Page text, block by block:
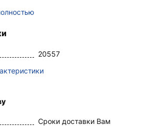
20557
Сроки доставки Вам